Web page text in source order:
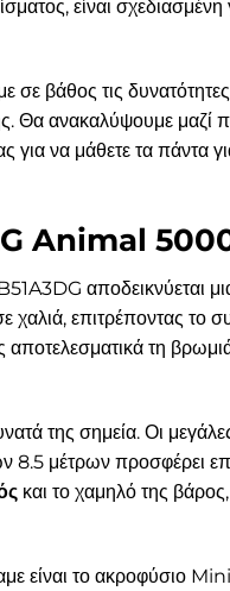
είναι
βάθος τις
Θα ανακαλύψουμε μαζί
για να μάθετε τα
Animal
αποδεικνύεται
επιτρέποντας το
τη
της σημεία. Οι
8.5 μέτρων προσφέρει
και το χαμηλό της
είναι το ακροφύσιο